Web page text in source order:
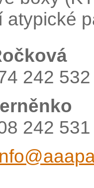
atypické
242 532
242 531